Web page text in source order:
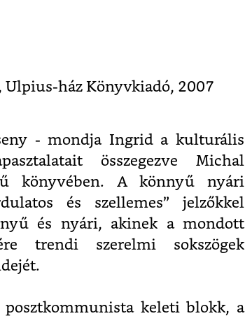
Ulpius-ház Könyvkiadó, 2007
- mondja Ingrid a kulturális
összegezve Michal
könyvében. A könnyű nyári
és szellemes” jelzőkkel
és nyári, akinek a mondott
trendi szerelmi sokszögek
posztkommunista keleti blokk, a